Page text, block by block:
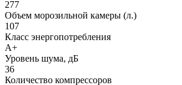
277
Объем морозильной камеры (л.)
107
Класс энергопотребления
A+
Уровень шума, дБ
36
Количество компрессоров